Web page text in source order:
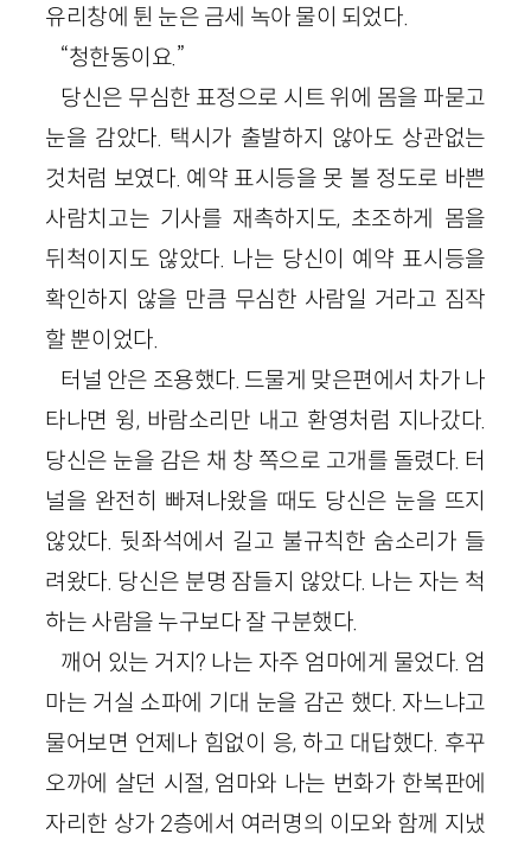
유리창에 튄 눈은 금세 녹아 물이 되었다.
“청한동이요.”
당신은 무심한 표정으로 시트 위에 몸을 파묻고
눈을 감았다. 택시가 출발하지 않아도 상관없는
것처럼 보였다. 예약 표시등을 못 볼 정도로 바쁜
사람치고는 기사를 재촉하지도, 초조하게 몸을
뒤척이지도 않았다. 나는 당신이 예약 표시등을
확인하지 않을 만큼 무심한 사람일 거라고 짐작
할 뿐이었다.
터널 안은 조용했다. 드물게 맞은편에서 차가 나
타나면 윙, 바람소리만 내고 환영처럼 지나갔다.
당신은 눈을 감은 채 창 쪽으로 고개를 돌렸다. 터
널을 완전히 빠져나왔을 때도 당신은 눈을 뜨지
않았다. 뒷좌석에서 길고 불규칙한 숨소리가 들
려왔다. 당신은 분명 잠들지 않았다. 나는 자는 척
하는 사람을 누구보다 잘 구분했다.
깨어 있는 거지? 나는 자주 엄마에게 물었다. 엄
마는 거실 소파에 기대 눈을 감곤 했다. 자느냐고
물어보면 언제나 힘없이 응, 하고 대답했다. 후꾸
오까에 살던 시절, 엄마와 나는 번화가 한복판에
자리한 상가 2층에서 여러명의 이모와 함께 지냈